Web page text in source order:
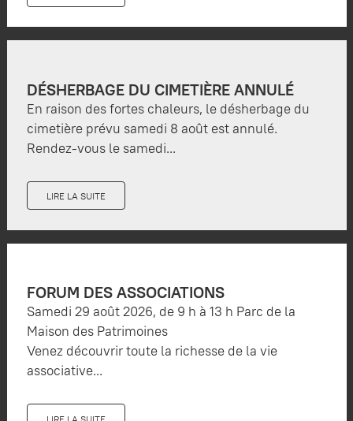
DÉSHERBAGE DU CIMETIÈRE ANNULÉ
En raison des fortes chaleurs, le désherbage du
cimetière prévu samedi 8 août est annulé.
Rendez-vous le samedi...
LIRE LA SUITE
FORUM DES ASSOCIATIONS
Samedi 29 août 2026, de 9 h à 13 h Parc de la
Maison des Patrimoines
Venez découvrir toute la richesse de la vie
associative...